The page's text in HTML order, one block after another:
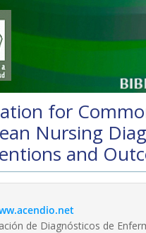
for
Nursing
and
de Diagnósticos de